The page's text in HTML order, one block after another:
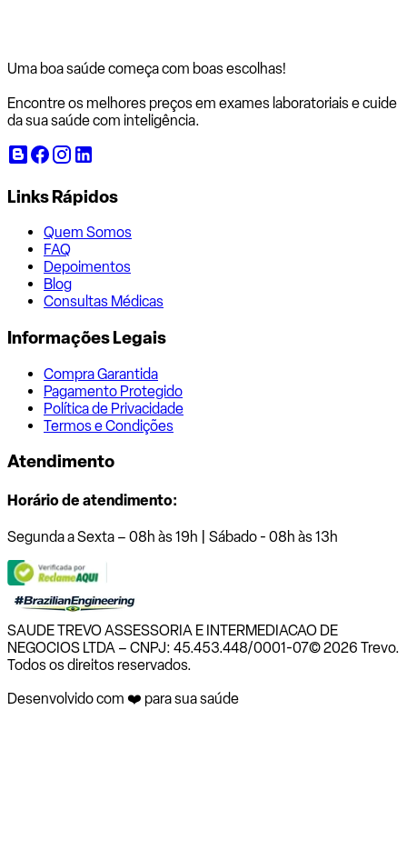
Uma boa saúde começa com boas escolhas!
Encontre os melhores preços em exames laboratoriais e cuide
da sua saúde com inteligência.
Links Rápidos
Quem Somos
FAQ
Depoimentos
Blog
Consultas Médicas
Informações Legais
Compra Garantida
Pagamento Protegido
Política de Privacidade
Termos e Condições
Atendimento
Horário de atendimento:
Segunda a Sexta – 08h às 19h | Sábado - 08h às 13h
SAUDE TREVO ASSESSORIA E INTERMEDIACAO DE
NEGOCIOS LTDA – CNPJ: 45.453.448/0001-07© 2026 Trevo.
Todos os direitos reservados.
Desenvolvido com ❤️ para sua saúde